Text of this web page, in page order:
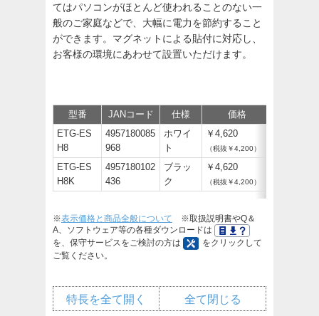
てはパソコンがほとんど使われることのない一
般のご家庭などで、大幅に電力を節約すること
ができます。マグネットによる貼付に対応し、
お客様の環境にあわせて設置いただけます。
型番 JANコード 仕様 価格
ETG-ES
H8
4957180085
968
ホワイ
ト
￥4,620
（税抜￥4,200）
ETG-ES
H8K
4957180102
436
ブラッ
ク
￥4,620
（税抜￥4,200）
※表示価格と商品全般について ※取扱説明書やQ＆
A、ソフトウェア等の各種ダウンロードは
を、保守サービスをご検討の方は
をクリックして
ご覧ください。
全て閉じる
特長を全て開く